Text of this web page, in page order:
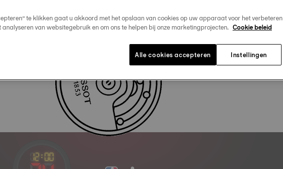
1 ... 5 6
te klikken gaat u akkoord met het opslaan van cookies op uw apparaat voor het verbeteren
van websitegebruik en om ons te helpen bij onze marketingprojecten. Cookie beleid
Instellingen
Alle cookies accepteren